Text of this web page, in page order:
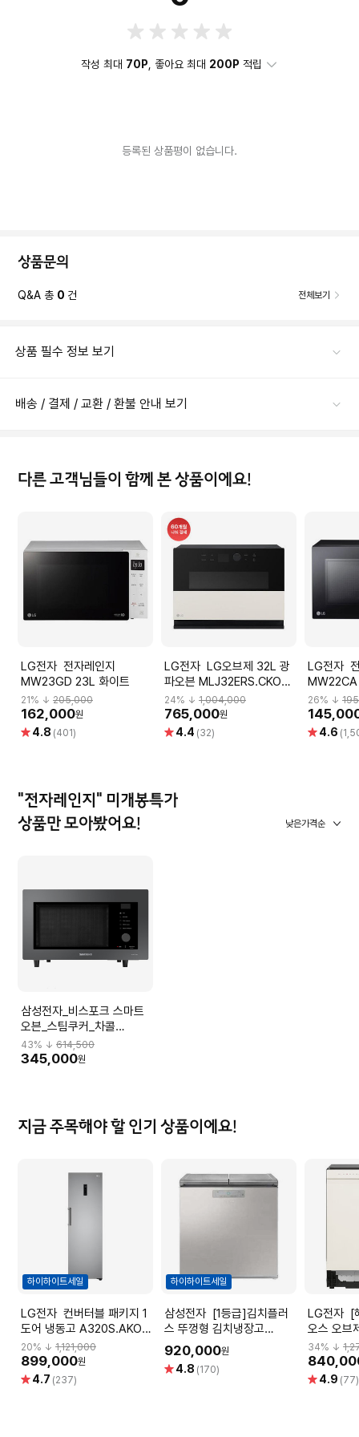
작성 최대 70P , 좋아요 최대 200P 적립
등록된 상품평이 없습니다.
상품문의
Q&A 총 0 건 전체보기
상품 필수 정보 보기
배송 / 결제 / 교환 / 환불 안내 보기
다른 고객님들이 함께 본 상품이에요!
LG전자 전자레인지
MW23GD 23L 화이트
21 % ↓ 205,000
162,000원
별 4.8 (401)
LG전자 LG오브제 32L 광
파오븐 MLJ32ERS.CKOR
(카밍베이지)
24% ↓1,004,000
765,000원
별 4.4 (32)
LG전자 전자레인지
26% ↓
별 4.6
"전자레인지" 미개봉특가
상품만 모아봤어요!
낮은가격순
삼성전자_비스포크 스마트
오븐_스팀쿠커_차콜
MC32B7388LC
43% ↓ 614,500
345,000원
지금 주목해야 할 인기 상품이에요!
하이하이트세일
LG전자 컨버터블 패키지 1
도어 냉동고 A320S.AKOR
[321L]
20% ↓ 1,121,000
899,000원
별 4.7 (237)
하이하이트세일
삼성전자 [1등급]김치플러
스 뚜껑형 김치냉장고
RP22C3111Z1 (221L, 실버,
1등급)
920,000원
별 4.8 (170)
LG전자 [혜택가 73만] 디
오스 오브
빌트인 식
DUE2BGE
34% ↓
별 4.9 (77)